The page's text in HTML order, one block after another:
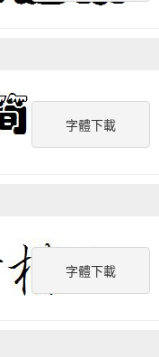
字體下載
字體下載